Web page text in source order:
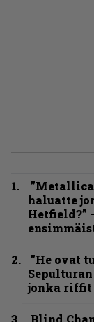
haluatte
Hetfield?”
”He ovat
jonka riffit
Blind